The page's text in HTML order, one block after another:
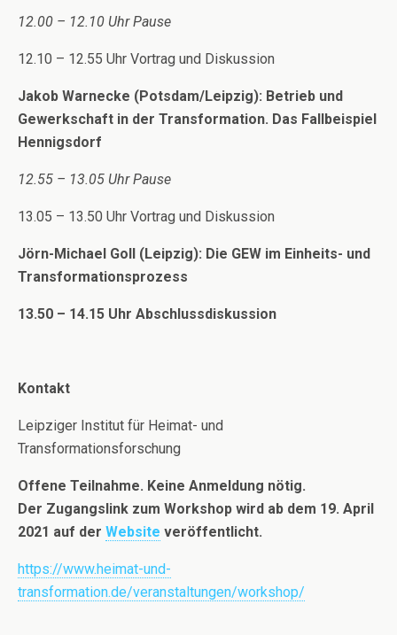
12.00 – 12.10 Uhr Pause
12.10 – 12.55 Uhr Vortrag und Diskussion
Jakob Warnecke (Potsdam/Leipzig): Betrieb und
Gewerkschaft in der Transformation. Das Fallbeispiel
Hennigsdorf
12.55 – 13.05 Uhr Pause
13.05 – 13.50 Uhr Vortrag und Diskussion
Jörn-Michael Goll (Leipzig): Die GEW im Einheits- und
Transformationsprozess
13.50 – 14.15 Uhr Abschlussdiskussion
Kontakt
Leipziger Institut für Heimat- und
Transformationsforschung
Offene Teilnahme. Keine Anmeldung nötig.
Der Zugangslink zum Workshop wird ab dem 19. April
2021 auf der Website veröffentlicht.
https://www.heimat-und-
transformation.de/veranstaltungen/workshop/